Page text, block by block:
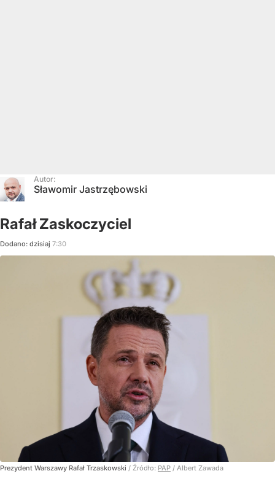
Autor:
Sławomir Jastrzębowski
Rafał Zaskoczyciel
Dodano: dzisiaj 7:30
Prezydent Warszawy Rafał Trzaskowski / Źródło: PAP / Albert Zawada